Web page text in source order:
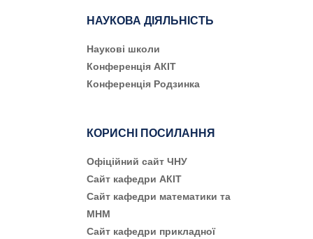
НАУКОВА ДІЯЛЬНІСТЬ
Наукові школи
Конференція АКІТ
Конференція Родзинка
КОРИСНІ ПОСИЛАННЯ
Офіційний сайт ЧНУ
Сайт кафедри АКІТ
Сайт кафедри математики та
МНМ
Сайт кафедри прикладної